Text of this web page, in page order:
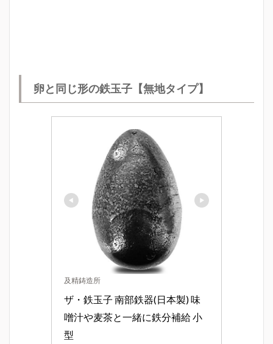
卵と同じ形の鉄玉子【無地タイプ】
及精鋳造所
ザ・鉄玉子 南部鉄器(日本製) 味
噌汁や麦茶と一緒に鉄分補給 小
型